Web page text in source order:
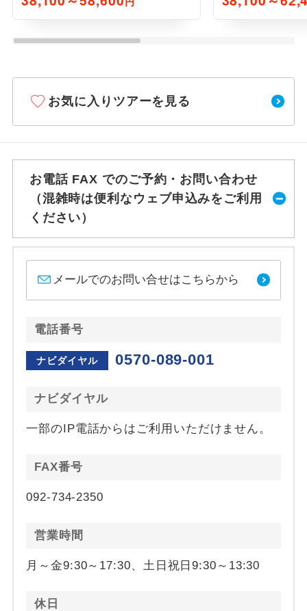
お気に入りツアーを見る
お電話 FAX でのご予約・お問い合わせ
（混雑時は便利なウェブ申込みをご利用
ください）
メールでのお問い合せはこちらから
電話番号
ナビダイヤル 0570-089-001
ナビダイヤル
一部のIP電話からはご利用いただけません。
FAX番号
092-734-2350
営業時間
月～金9:30～17:30、土日祝日9:30～13:30
休日